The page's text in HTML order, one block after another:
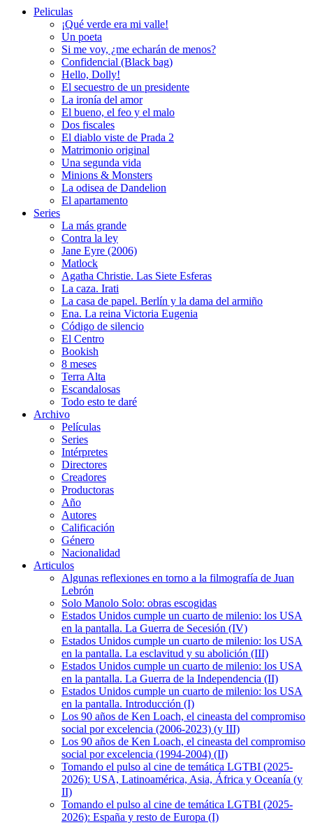
Peliculas
¡Qué verde era mi valle!
Un poeta
Si me voy, ¿me echarán de menos?
Confidencial (Black bag)
Hello, Dolly!
El secuestro de un presidente
La ironía del amor
El bueno, el feo y el malo
Dos fiscales
El diablo viste de Prada 2
Matrimonio original
Una segunda vida
Minions & Monsters
La odisea de Dandelion
El apartamento
Series
La más grande
Contra la ley
Jane Eyre (2006)
Matlock
Agatha Christie. Las Siete Esferas
La caza. Irati
La casa de papel. Berlín y la dama del armiño
Ena. La reina Victoria Eugenia
Código de silencio
El Centro
Bookish
8 meses
Terra Alta
Escandalosas
Todo esto te daré
Archivo
Películas
Series
Intérpretes
Directores
Creadores
Productoras
Año
Autores
Calificación
Género
Nacionalidad
Articulos
Algunas reflexiones en torno a la filmografía de Juan
Lebrón
Solo Manolo Solo: obras escogidas
Estados Unidos cumple un cuarto de milenio: los USA
en la pantalla. La Guerra de Secesión (IV)
Estados Unidos cumple un cuarto de milenio: los USA
en la pantalla. La esclavitud y su abolición (III)
Estados Unidos cumple un cuarto de milenio: los USA
en la pantalla. La Guerra de la Independencia (II)
Estados Unidos cumple un cuarto de milenio: los USA
en la pantalla. Introducción (I)
Los 90 años de Ken Loach, el cineasta del compromiso
social por excelencia (2006-2023) (y III)
Los 90 años de Ken Loach, el cineasta del compromiso
social por excelencia (1994-2004) (II)
Tomando el pulso al cine de temática LGTBI (2025-
2026): USA, Latinoamérica, Asia, África y Oceanía (y
II)
Tomando el pulso al cine de temática LGTBI (2025-
2026): España y resto de Europa (I)